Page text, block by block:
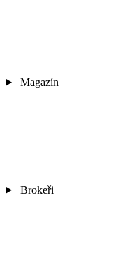
Magazín
Brokeři